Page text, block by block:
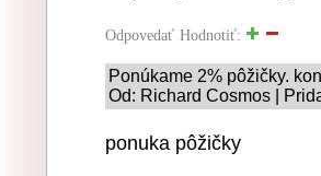
Odpovedať Hodnotiť:
Ponúkame 2% pôžičky.
Od: Richard Cosmos |
ponuka pôžičky